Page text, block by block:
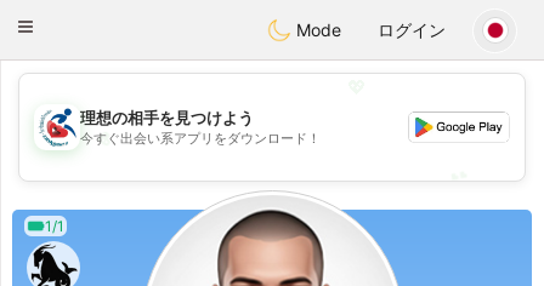
Handi Space
Toggle
Mode ログイン
💖
💕
理想の相手を見つけよう
今すぐ出会い系アプリをダウンロード！
1/1